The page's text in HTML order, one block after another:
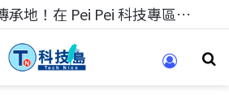
科技人的經驗傳承地！在 Pei Pei 科技專區，與學弟妹交流最硬核的技術